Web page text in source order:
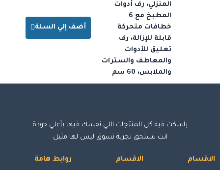
المنزلي، رف أدوات
المطبخ مع 6
خطافات متحركة
قابلة للإزالة، رف
تعليق للأدوات
والمعاطف والسترات
والملابس، 60 سم
أضف إلي السلة
باسكت فيه كل المنتجات اللي نفسك فيها بأعلي جودة
انت تستحق تجربة تسوق ليس لها مثيل
الاقسام الاقسام روابط هامة